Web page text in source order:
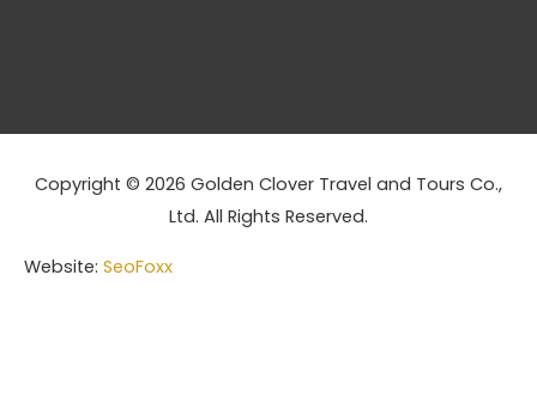
Copyright © 2026 Golden Clover Travel and Tours Co.,
Ltd. All Rights Reserved.
Website: SeoFoxx